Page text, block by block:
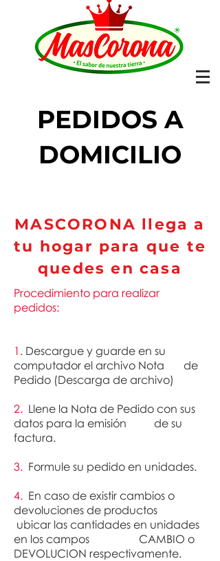
PEDIDOS A
DOMICILIO
MASCORONA llega a
tu hogar para que te
quedes en casa
Procedimiento para realizar
pedidos:
1. ​ Descargue y guarde en su
computador el archivo Nota de
Pedido (Descarga de archivo)
2. Llene la Nota de Pedido con sus
datos para la emisión de su
factura.
3. Formule su pedido en unidades.
4. En caso de existir cambios o
devoluciones de productos
ubicar las cantidades en unidades
en los campos CAMBIO o
DEVOLUCION respectivamente.